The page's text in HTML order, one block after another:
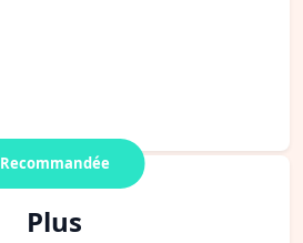
Recommandée
Plus